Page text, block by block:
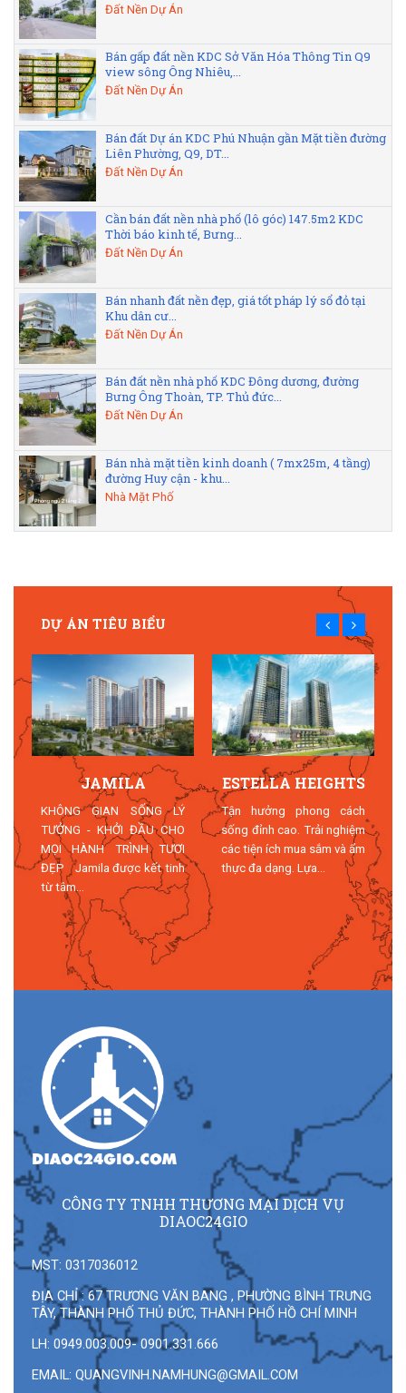
Đất Nền Dự Án
Bán gấp đất nền KDC Sở Văn Hóa Thông Tin Q9
view sông Ông Nhiêu,...
Đất Nền Dự Án
Bán đất Dự án KDC Phú Nhuận gần Mặt tiền đường
Liên Phường, Q9, DT...
Đất Nền Dự Án
Cần bán đất nền nhà phố (lô góc) 147.5m2 KDC
Thời báo kinh tế, Bưng...
Đất Nền Dự Án
Bán nhanh đất nền đẹp, giá tốt pháp lý sổ đỏ tại
Khu dân cư...
Đất Nền Dự Án
Bán đất nền nhà phố KDC Đông dương, đường
Bưng Ông Thoàn, TP. Thủ đức...
Đất Nền Dự Án
Bán nhà mặt tiền kinh doanh ( 7mx25m, 4 tầng)
đường Huy cận - khu...
Nhà Mặt Phố
DỰ ÁN TIÊU BIỂU
JAMILA
KHÔNG GIAN SỐNG LÝ
TƯỞNG - KHỞI ĐẦU CHO
MỌI HÀNH TRÌNH TƯƠI
ĐẸP Jamila được kết tinh
từ tâm...
ESTELLA HEIGHTS
Tận hưởng phong cách
sống đỉnh cao. Trải nghiệm
các tiện ích mua sắm và ẩm
thực đa dạng. Lựa...
CÔNG TY TNHH THƯƠNG MẠI DỊCH VỤ
DIAOC24GIO
MST: 0317036012
ĐỊA CHỈ : 67 TRƯƠNG VĂN BANG , PHƯỜNG BÌNH TRƯNG
TÂY, THÀNH PHỐ THỦ ĐỨC, THÀNH PHỐ HỒ CHÍ MINH
LH: 0949.003.009- 0901.331.666
EMAIL: QUANGVINH.NAMHUNG@GMAIL.COM